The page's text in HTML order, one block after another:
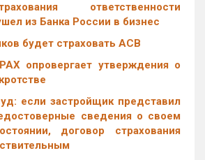
ответственности
из Банка России в бизнес
будет страховать АСВ
опровергает утверждения о
если застройщик представил
сведения о своем
договор страхования